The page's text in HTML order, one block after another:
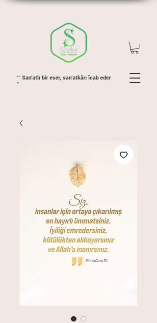
"" San'atlı bir eser, san'atkârı îcab eder
''